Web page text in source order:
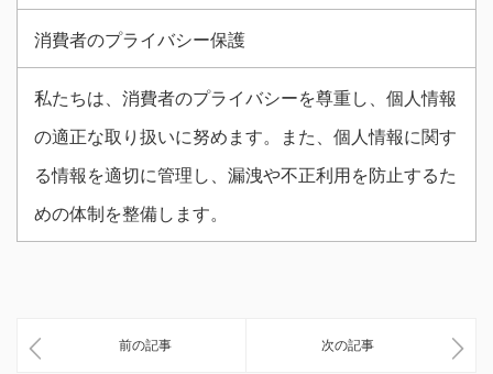
消費者のプライバシー保護
私たちは、消費者のプライバシーを尊重し、個人情報
の適正な取り扱いに努めます。また、個人情報に関す
る情報を適切に管理し、漏洩や不正利用を防止するた
めの体制を整備します。
前の記事 次の記事